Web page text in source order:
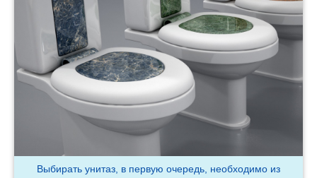
Выбирать унитаз, в первую очередь, необходимо из